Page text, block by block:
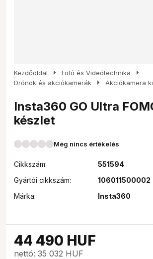
Kezdőoldal arrow_right Fotó és Videótechnika arrow_right
Drónok és akciókamerák arrow_right Akciókamera
Insta360 GO Ultra
készlet
Még nincs értékelés
Cikkszám:
551594
Gyártói cikkszám:
106011500002
Márka:
Insta360
44 490 HUF
nettó: 35 032 HUF